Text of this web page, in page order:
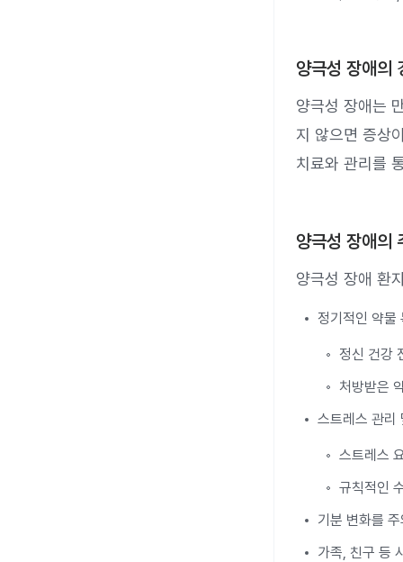
양극성 장애의
양극성 장애는
지 않으면 증상
치료와 관리를
양극성 장애의
양극성 장애 환
정기적인 약물
정신 건강
처방받은
스트레스 관리
스트레스
규칙적인
기분 변화를
가족, 친구 등